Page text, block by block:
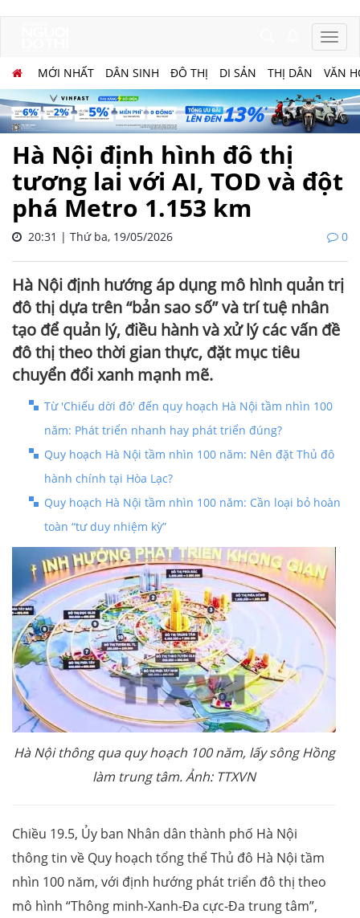
MỚI NHẤT DÂN SINH ĐÔ THỊ DI SẢN THỊ DÂN VĂN
Hà Nội định hình đô thị
tương lai với AI, TOD và đột
phá Metro 1.153 km
20:31 | Thứ ba, 19/05/2026 0
Hà Nội định hướng áp dụng mô hình quản trị
đô thị dựa trên “bản sao số” và trí tuệ nhân
tạo để quản lý, điều hành và xử lý các vấn đề
đô thị theo thời gian thực, đặt mục tiêu
chuyển đổi xanh mạnh mẽ.
Từ 'Chiếu dời đô' đến quy hoạch Hà Nội tầm nhìn 100
năm: Phát triển nhanh hay phát triển đúng?
Quy hoạch Hà Nội tầm nhìn 100 năm: Nên đặt Thủ đô
hành chính tại Hòa Lạc?
Quy hoạch Hà Nội tầm nhìn 100 năm: Cần loại bỏ hoàn
toàn “tư duy nhiệm kỳ”
Hà Nội thông qua quy hoạch 100 năm, lấy sông Hồng
làm trung tâm. Ảnh: TTXVN
Chiều 19.5, Ủy ban Nhân dân thành phố Hà Nội
thông tin về Quy hoạch tổng thể Thủ đô Hà Nội tầm
nhìn 100 năm, với định hướng phát triển đô thị theo
mô hình “Thông minh-Xanh-Đa cực-Đa trung tâm”,